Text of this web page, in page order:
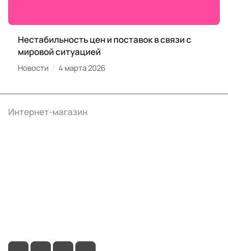
Нестабильность цен и поставок в связи с
мировой ситуацией
Новости / 4 марта 2026
Интернет-магазин